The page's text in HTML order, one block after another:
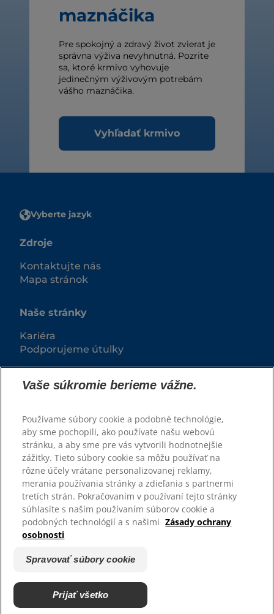
maznáčika
Pre spokojný a zdravý život zvierat je
správna výživa nevyhnutná. Pozrite
sa, ktoré krmivo vyhovuje
jedinečným výživovým potrebám
vášho maznáčika.
Vyhľadať krmivo
Vyberte jazyk
Zdroje
Kontaktujte nás
Mapa stránok
Naše stránky
Kariéra
Podporujeme útulky
© 2025 Hill's Pet Nutrition, Inc.
Všetky práva vyhradené.
Pravidlá
Zásady ochrany osobných
Právne vyhlásenie
Vaše súkromie berieme vážne.
Používame súbory cookie a podobné technológie,
aby sme pochopili, ako používate našu webovú
stránku, a aby sme pre vás vytvorili hodnotnejšie
zážitky. Tieto súbory cookie sa môžu používať na
rôzne účely vrátane personalizovanej reklamy,
merania používania stránky a zdieľania s partnermi
tretích strán. Pokračovaním v používaní tejto stránky
súhlasíte s naším používaním súborov cookie a
podobných technológií a s našimi Zásady ochrany
osobnosti
Spravovať súbory cookie
Prijať všetko